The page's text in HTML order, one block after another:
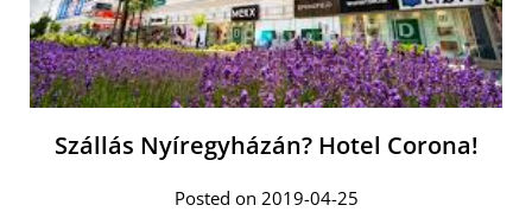
Szállás Nyíregyházán? Hotel Corona!
Posted on 2019-04-25